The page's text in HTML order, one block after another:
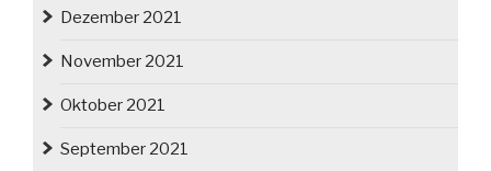
Dezember 2021
November 2021
Oktober 2021
September 2021